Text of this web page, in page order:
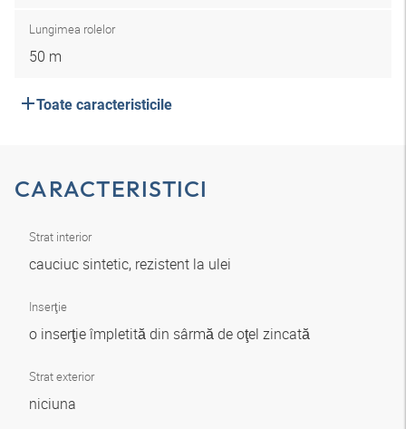
Lungimea rolelor
50 m
Toate caracteristicile
CARACTERISTICI
Strat interior
cauciuc sintetic, rezistent la ulei
Inserţie
o inserţie împletită din sârmă de oţel zincată
Strat exterior
niciuna